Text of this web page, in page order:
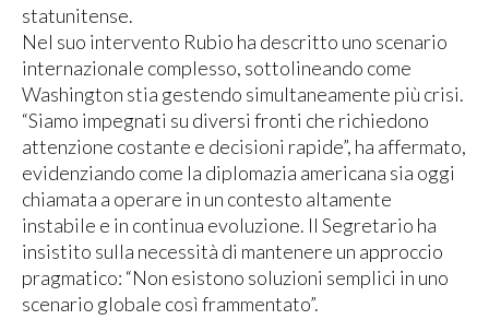
statunitense.
Nel suo intervento Rubio ha descritto uno scenario
internazionale complesso, sottolineando come
Washington stia gestendo simultaneamente più crisi.
“Siamo impegnati su diversi fronti che richiedono
attenzione costante e decisioni rapide”, ha affermato,
evidenziando come la diplomazia americana sia oggi
chiamata a operare in un contesto altamente
instabile e in continua evoluzione. Il Segretario ha
insistito sulla necessità di mantenere un approccio
pragmatico: “Non esistono soluzioni semplici in uno
scenario globale così frammentato”.